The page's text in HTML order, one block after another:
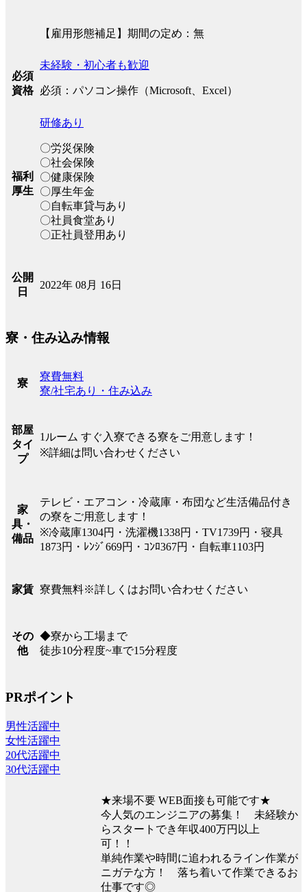
【雇用形態補足】期間の定め：無
必須
資格
未経験・初心者も歓迎
必須：パソコン操作（Microsoft、Excel）
福利
厚生
研修あり
〇労災保険
〇社会保険
〇健康保険
〇厚生年金
〇自転車貸与あり
〇社員食堂あり
〇正社員登用あり
公開
日
2022年 08月 16日
寮・住み込み情報
寮
寮費無料
寮/社宅あり・住み込み
部屋
タイ
プ
1ルーム すぐ入寮できる寮をご用意します！
※詳細は問い合わせください
家
具・
備品
テレビ・エアコン・冷蔵庫・布団など生活備品付き
の寮をご用意します！
※冷蔵庫1304円・洗濯機1338円・TV1739円・寝具
1873円・ﾚﾝｼﾞ669円・ｺﾝﾛ367円・自転車1103円
家賃 寮費無料※詳しくはお問い合わせください
その
他
◆寮から工場まで
徒歩10分程度~車で15分程度
PRポイント
男性活躍中
女性活躍中
20代活躍中
30代活躍中
★来場不要 WEB面接も可能です★
今人気のエンジニアの募集！ 未経験か
らスタートでき年収400万円以上
可！！
単純作業や時間に追われるライン作業が
ニガテな方！ 落ち着いて作業できるお
仕事です◎